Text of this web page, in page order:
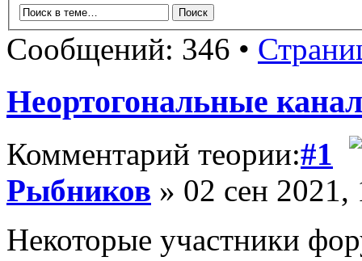
Сообщений: 346 •
Неортогональные
Комментарий теории:#1
Рыбников » 02 сен 2021,
Некоторые участники